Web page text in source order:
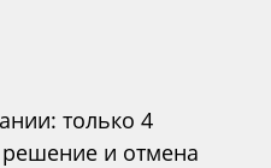
только 4
и отмена